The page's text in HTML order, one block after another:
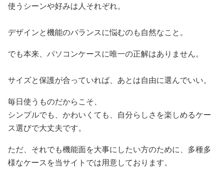
使うシーンや好みは人それぞれ。
デザインと機能のバランスに悩むのも自然なこと。
でも本来、パソコンケースに唯一の正解はありません。
サイズと保護が合っていれば、あとは自由に選んでいい。
毎日使うものだからこそ、
シンプルでも、かわいくても、自分らしさを楽しめるケー
ス選びで大丈夫です。
ただ、それでも機能面を大事にしたい方のために、多種多
様なケースを当サイトでは用意しております。